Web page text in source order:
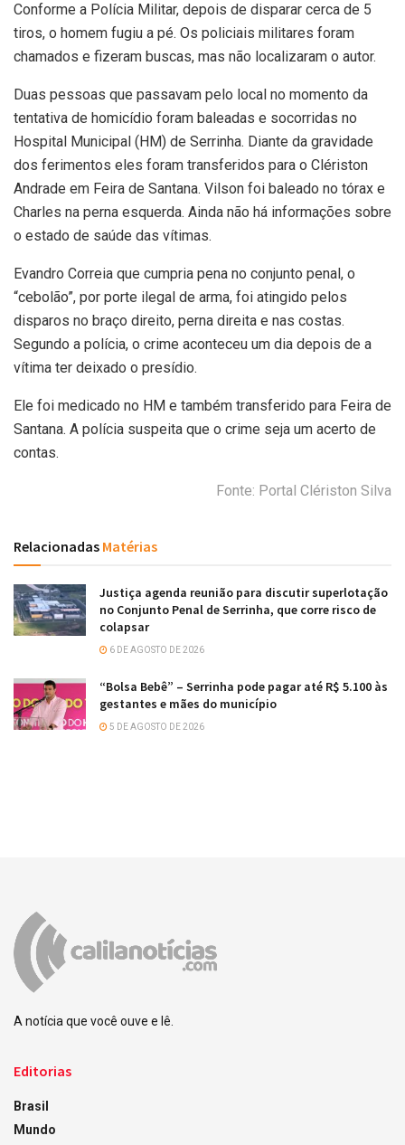
Conforme a Polícia Militar, depois de disparar cerca de 5
tiros, o homem fugiu a pé. Os policiais militares foram
chamados e fizeram buscas, mas não localizaram o autor.
Duas pessoas que passavam pelo local no momento da
tentativa de homicídio foram baleadas e socorridas no
Hospital Municipal (HM) de Serrinha. Diante da gravidade
dos ferimentos eles foram transferidos para o Clériston
Andrade em Feira de Santana. Vilson foi baleado no tórax e
Charles na perna esquerda. Ainda não há informações sobre
o estado de saúde das vítimas.
Evandro Correia que cumpria pena no conjunto penal, o
“cebolão”, por porte ilegal de arma, foi atingido pelos
disparos no braço direito, perna direita e nas costas.
Segundo a polícia, o crime aconteceu um dia depois de a
vítima ter deixado o presídio.
Ele foi medicado no HM e também transferido para Feira de
Santana. A polícia suspeita que o crime seja um acerto de
contas.
Fonte: Portal Clériston Silva
Relacionadas Matérias
Justiça agenda reunião para discutir superlotação
no Conjunto Penal de Serrinha, que corre risco de
colapsar
6 DE AGOSTO DE 2026
“Bolsa Bebê” – Serrinha pode pagar até R$ 5.100 às
gestantes e mães do município
5 DE AGOSTO DE 2026
A notícia que você ouve e lê.
Editorias
Brasil
Mundo